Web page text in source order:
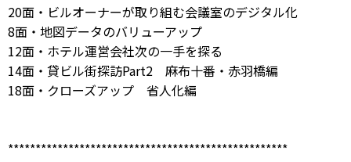
20面・ビルオーナーが取り組む会議室のデジタル化
8面・地図データのバリューアップ
12面・ホテル運営会社次の一手を探る
14面・貸ビル街探訪Part2 麻布十番・赤羽橋編
18面・クローズアップ 省人化編
***************************************************